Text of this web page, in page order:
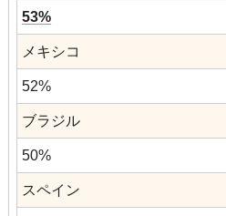
53%
メキシコ
52%
ブラジル
50%
スペイン